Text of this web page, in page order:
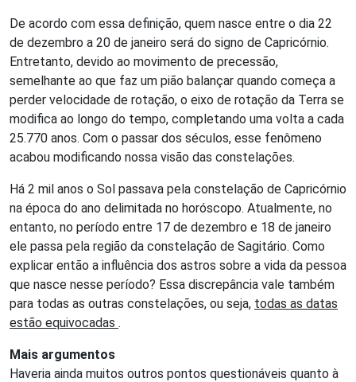
De acordo com essa definição, quem nasce entre o dia 22
de dezembro a 20 de janeiro será do signo de Capricórnio.
Entretanto, devido ao movimento de precessão,
semelhante ao que faz um pião balançar quando começa a
perder velocidade de rotação, o eixo de rotação da Terra se
modifica ao longo do tempo, completando uma volta a cada
25.770 anos. Com o passar dos séculos, esse fenômeno
acabou modificando nossa visão das constelações.
Há 2 mil anos o Sol passava pela constelação de Capricórnio
na época do ano delimitada no horóscopo. Atualmente, no
entanto, no período entre 17 de dezembro e 18 de janeiro
ele passa pela região da constelação de Sagitário. Como
explicar então a influência dos astros sobre a vida da pessoa
que nasce nesse período? Essa discrepância vale também
para todas as outras constelações, ou seja, todas as datas
estão equivocadas .
Mais argumentos
Haveria ainda muitos outros pontos questionáveis quanto à